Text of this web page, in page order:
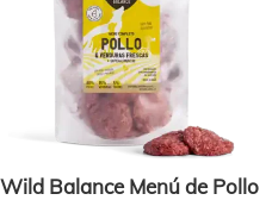
Wild Balance Menú de Pollo